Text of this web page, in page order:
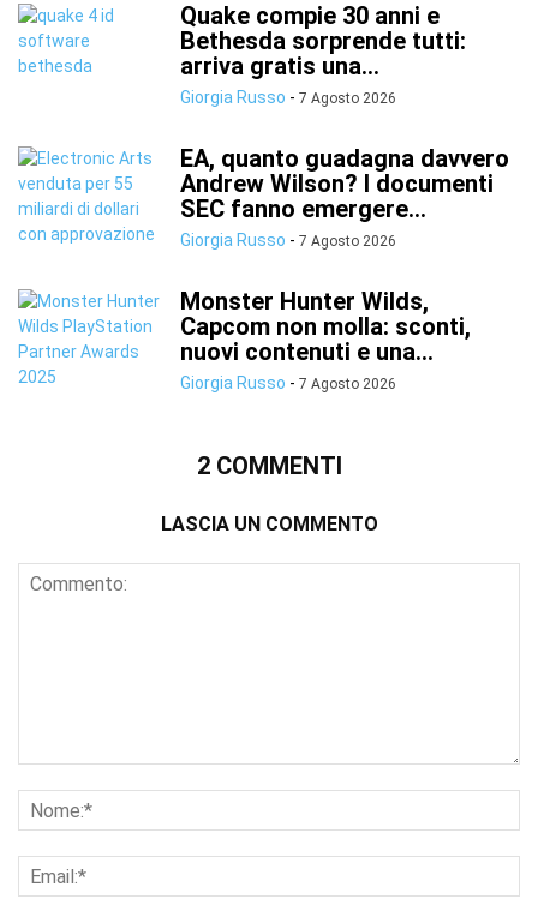
Quake compie 30 anni e
Bethesda sorprende tutti:
arriva gratis una...
Giorgia Russo - 7 Agosto 2026
EA, quanto guadagna davvero
Andrew Wilson? I documenti
SEC fanno emergere...
Giorgia Russo - 7 Agosto 2026
Monster Hunter Wilds,
Capcom non molla: sconti,
nuovi contenuti e una...
Giorgia Russo - 7 Agosto 2026
2 COMMENTI
LASCIA UN COMMENTO